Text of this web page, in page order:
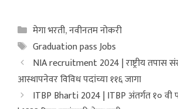
Categories
मेगा भरती,नवीनतम नोकरी
Tags
Graduation pass Jobs
NIA recruitment 2024 | राष्ट्रीय तपास
आस्थापनेवर विविध पदांच्या ११६ जागा
ITBP Bharti 2024 | ITBP अंतर्गत १० वी